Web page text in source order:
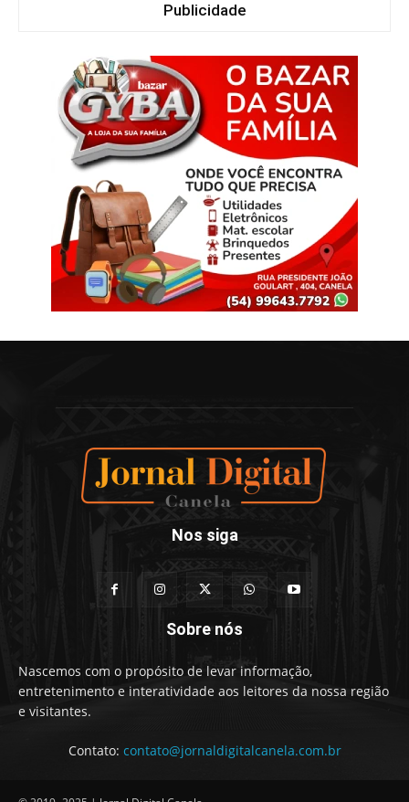
Publicidade
Nos siga
Sobre nós
Nascemos com o propósito de levar informação,
entretenimento e interatividade aos leitores da nossa região
e visitantes.
Contato: contato@jornaldigitalcanela.com.br